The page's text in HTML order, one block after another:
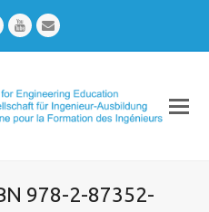
YoutubeEmail
978-2-87352-